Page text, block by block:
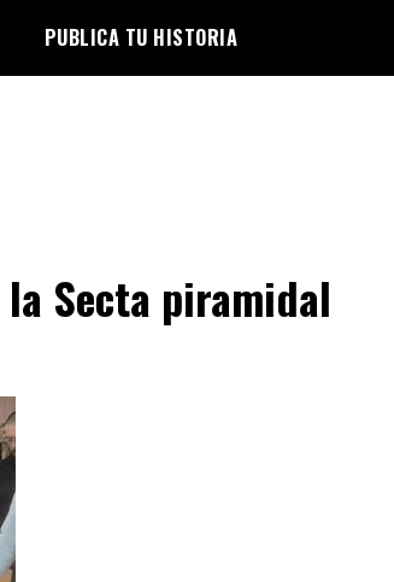
PUBLICA TU HISTORIA
la Secta piramidal